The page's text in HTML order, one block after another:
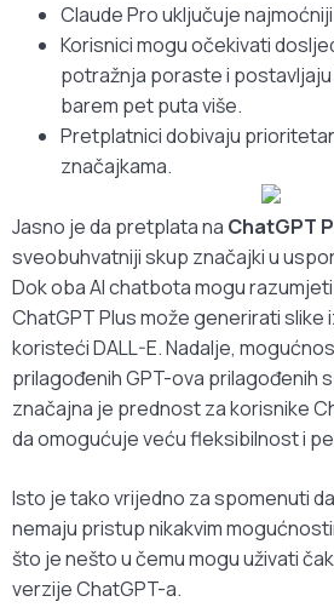
Claude Pro uključuje
Korisnici mogu očekivati
potražnja poraste i postavljaju
barem pet puta više.
Pretplatnici dobivaju
značajkama.
Jasno je da pretplata na ChatGPT
sveobuhvatniji skup značajki u
Dok oba AI chatbota mogu
ChatGPT Plus može generirati slike
koristeći DALL-E. Nadalje,
prilagođenih GPT-ova prilagođenih
značajna je prednost za korisnike
da omogućuje veću fleksibilnost i
Isto je tako vrijedno za spomenuti
nemaju pristup nikakvim
što je nešto u čemu mogu uživati
verzije ChatGPT-a.